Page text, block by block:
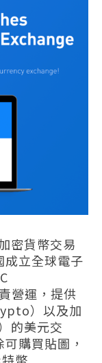
密貨幣交易
成立全球電子
營運，提供
）以及加
的美元交
購買貼圖，
幣